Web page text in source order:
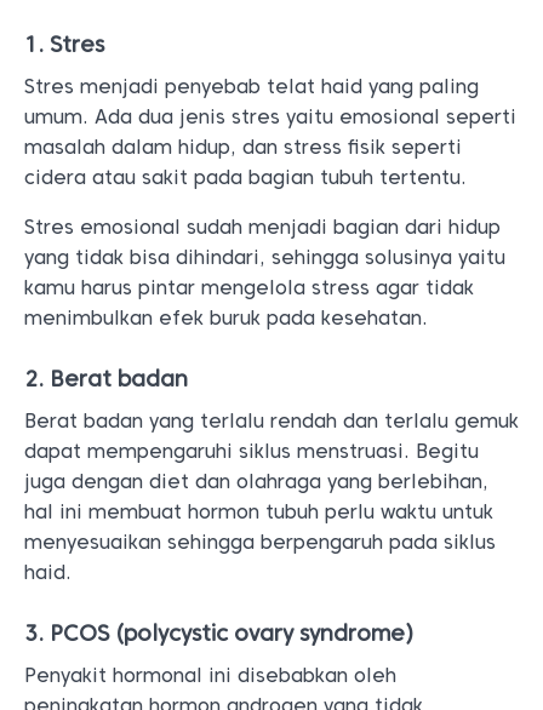
1. Stres
Stres menjadi penyebab telat haid yang paling
umum. Ada dua jenis stres yaitu emosional seperti
masalah dalam hidup, dan stress fisik seperti
cidera atau sakit pada bagian tubuh tertentu.
Stres emosional sudah menjadi bagian dari hidup
yang tidak bisa dihindari, sehingga solusinya yaitu
kamu harus pintar mengelola stress agar tidak
menimbulkan efek buruk pada kesehatan.
2. Berat badan
Berat badan yang terlalu rendah dan terlalu gemuk
dapat mempengaruhi siklus menstruasi. Begitu
juga dengan diet dan olahraga yang berlebihan,
hal ini membuat hormon tubuh perlu waktu untuk
menyesuaikan sehingga berpengaruh pada siklus
haid.
3. PCOS (polycystic ovary syndrome)
Penyakit hormonal ini disebabkan oleh